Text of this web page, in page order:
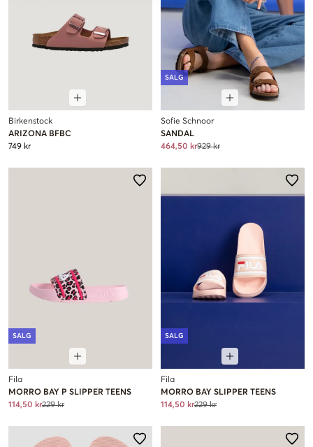
Birkenstock
ARIZONA BFBC
749 kr
SALG
Sofie Schnoor
SANDAL
464,50 kr929 kr
SALG
Fila
MORRO BAY P SLIPPER TEENS
114,50 kr229 kr
SALG
Fila
MORRO BAY SLIPPER TEENS
114,50 kr229 kr